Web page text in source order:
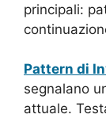
principali:
Pattern di
segnalano
attuale.